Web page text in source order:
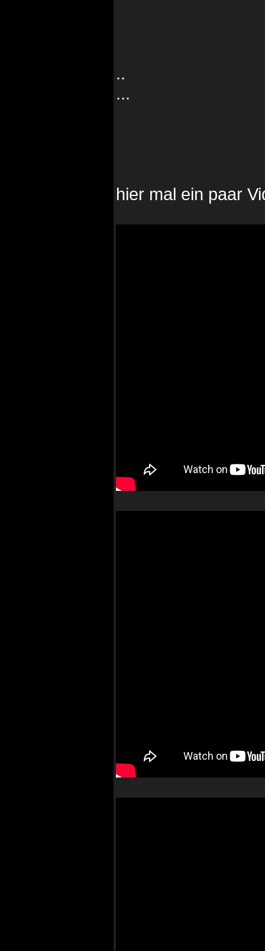
..
...
hier mal ein paar